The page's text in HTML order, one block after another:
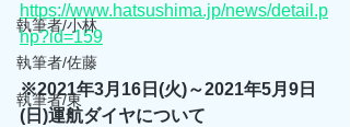
執筆者/小林
執筆者/佐藤
執筆者/東
https://www.hatsushima.jp/news/detail.p
hp?id=159
※2021年3月16日(火)～2021年5月9日
(日)運航ダイヤについて